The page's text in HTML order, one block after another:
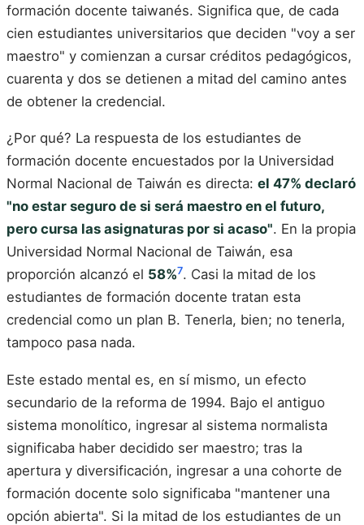
formación docente taiwanés. Significa que, de cada
cien estudiantes universitarios que deciden "voy a ser
maestro" y comienzan a cursar créditos pedagógicos,
cuarenta y dos se detienen a mitad del camino antes
de obtener la credencial.
¿Por qué? La respuesta de los estudiantes de
formación docente encuestados por la Universidad
Normal Nacional de Taiwán es directa: el 47% declaró
"no estar seguro de si será maestro en el futuro,
pero cursa las asignaturas por si acaso". En la propia
Universidad Normal Nacional de Taiwán, esa
proporción alcanzó el 58%7. Casi la mitad de los
estudiantes de formación docente tratan esta
credencial como un plan B. Tenerla, bien; no tenerla,
tampoco pasa nada.
Este estado mental es, en sí mismo, un efecto
secundario de la reforma de 1994. Bajo el antiguo
sistema monolítico, ingresar al sistema normalista
significaba haber decidido ser maestro; tras la
apertura y diversificación, ingresar a una cohorte de
formación docente solo significaba "mantener una
opción abierta". Si la mitad de los estudiantes de un